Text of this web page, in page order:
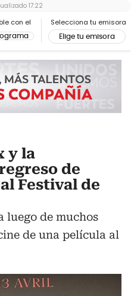
con el Selecciona tu emisora
Elige tu emisora
17:22
y la
de
Festival de
luego de muchos
de una película al